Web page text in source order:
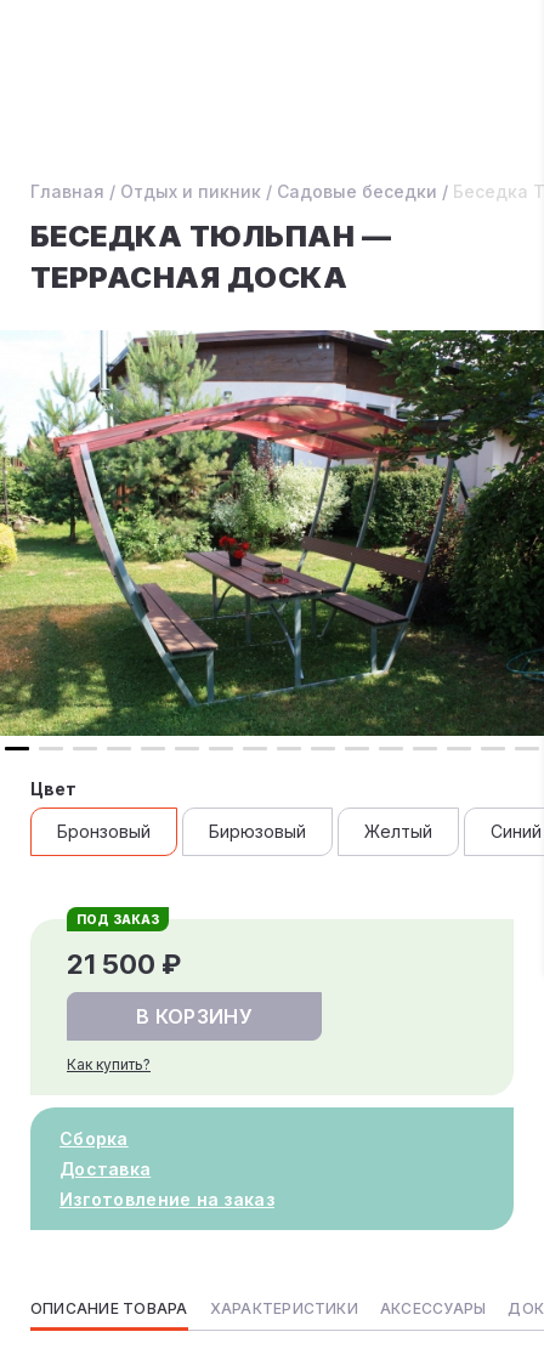
Главная / Отдых и пикник / Садовые беседки / Беседка
БЕСЕДКА ТЮЛЬПАН —
ТЕРРАСНАЯ ДОСКА
Цвет
Бронзовый Бирюзовый Желтый Синий
ПОД ЗАКАЗ
21 500 ₽
В КОРЗИНУ
Как купить?
Сборка
Доставка
Изготовление на заказ
ОПИСАНИЕ ТОВАРА ХАРАКТЕРИСТИКИ АКСЕССУАРЫ